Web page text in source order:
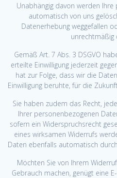
Unabhängig davon werden
automatisch von uns
Datenerhebung weggefallen
unrechtmäßig
Gemäß Art. 7 Abs. 3 DSGVO
erteilte Einwilligung jederzeit
hat zur Folge, dass wir die
Einwilligung beruhte, für die
Sie haben zudem das Recht,
Ihrer personenbezogenen
sofern ein Widerspruchsrecht
eines wirksamen Widerrufs
Daten ebenfalls automatisch
Möchten Sie von Ihrem
Gebrauch machen, genügt eine